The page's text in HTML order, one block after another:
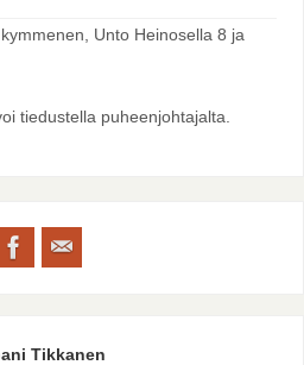
Unto Heinosella 8 ja
tiedustella puheenjohtajalta.
Tikkanen